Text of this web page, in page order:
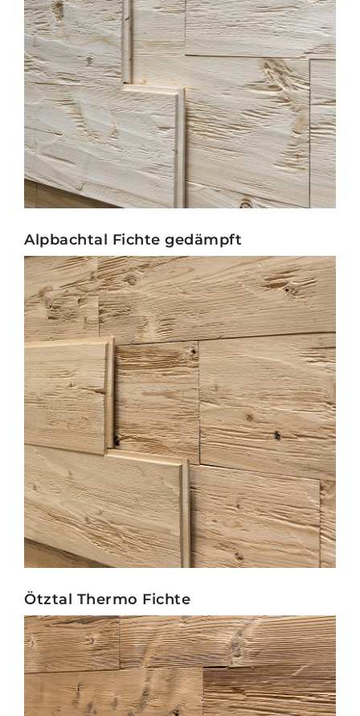
Alpbachtal Fichte gedämpft
Ötztal Thermo Fichte